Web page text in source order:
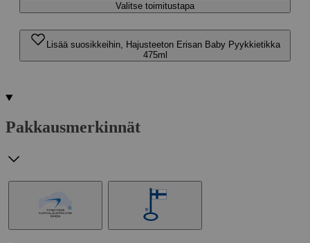
Valitse toimitustapa
Lisää suosikkeihin, Hajusteeton Erisan Baby Pyykkietikka
475ml
Pakkausmerkinnät